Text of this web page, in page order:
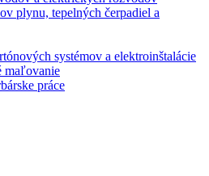
plynu, tepelných čerpadiel a
systémov a elektroinštalácie
maľovanie
práce